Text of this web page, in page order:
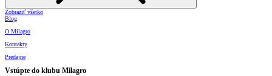
Zobraziť všetko
Blog
O Milagro
Kontakty
Predajne
Vstúpte do klubu Milagro